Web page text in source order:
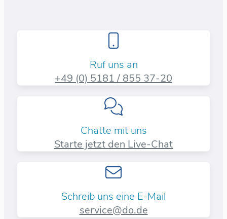
Ruf uns an
+49 (0) 5181 / 855 37-20​
Chatte mit uns
Starte jetzt den Live-Chat
Schreib uns eine E-Mail
service@do.de